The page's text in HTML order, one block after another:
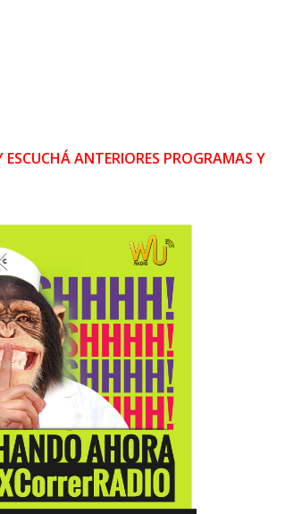
ANTERIORES PROGRAMAS Y